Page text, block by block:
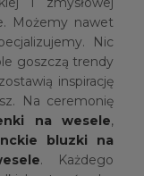
Możemy nawet
Nic
goszczą trendy
inspirację
Na ceremonię
na wesele,
bluzki na
. Każdego